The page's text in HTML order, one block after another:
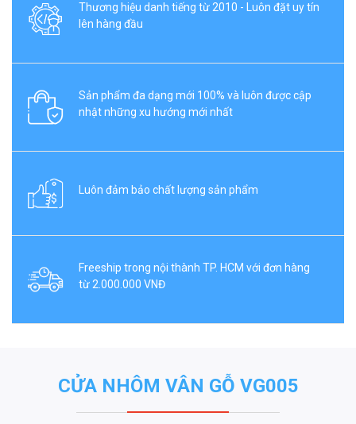
Thương hiệu danh tiếng từ 2010 - Luôn đặt uy tín
lên hàng đầu
Sản phẩm đa dạng mới 100% và luôn được cập
nhật những xu hướng mới nhất
Luôn đảm bảo chất lượng sản phẩm
Freeship trong nội thành TP. HCM với đơn hàng
từ 2.000.000 VNĐ
CỬA NHÔM VÂN GỖ VG005